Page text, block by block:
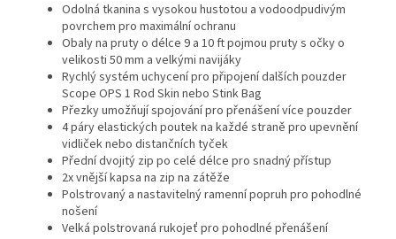
Odolná tkanina s vysokou hustotou a vodoodpudivým
povrchem pro maximální ochranu
Obaly na pruty o délce 9 a 10 ft pojmou pruty s očky o
velikosti 50 mm a velkými navijáky
Rychlý systém uchycení pro připojení dalších pouzder
Scope OPS 1 Rod Skin nebo Stink Bag
Přezky umožňují spojování pro přenášení více pouzder
4 páry elastických poutek na každé straně pro upevnění
vidliček nebo distančních tyček
Přední dvojitý zip po celé délce pro snadný přístup
2x vnější kapsa na zip na zátěže
Polstrovaný a nastavitelný ramenní popruh pro pohodlné
nošení
Velká polstrovaná rukojeť pro pohodlné přenášení